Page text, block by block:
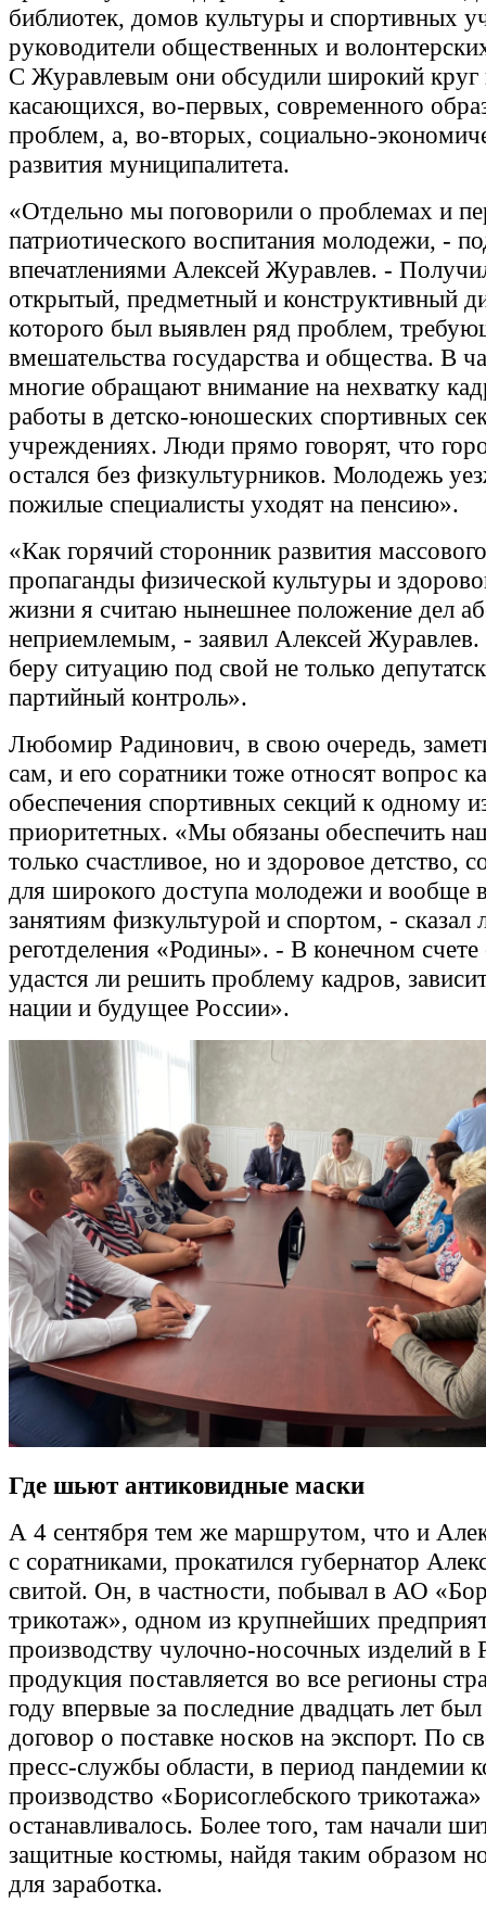
библиотек, домов культуры и спортивных
руководители общественных и
С Журавлевым они обсудили широкий круг
касающихся, во-первых, современного
проблем, а, во-вторых, социально-
развития муниципалитета.
«Отдельно мы поговорили о проблемах и
патриотического воспитания молодежи, -
впечатлениями Алексей Журавлев. -
открытый, предметный и конструктивный
которого был выявлен ряд проблем,
вмешательства государства и общества. В
многие обращают внимание на нехватку
работы в детско-юношеских спортивных
учреждениях. Люди прямо говорят, что
остался без физкультурников. Молодежь
пожилые специалисты уходят на пенсию».
«Как горячий сторонник развития
пропаганды физической культуры и
жизни я считаю нынешнее положение дел
неприемлемым, - заявил Алексей
беру ситуацию под свой не только
партийный контроль».
Любомир Радинович, в свою очередь,
сам, и его соратники тоже относят вопрос
обеспечения спортивных секций к одному
приоритетных. «Мы обязаны обеспечить
только счастливое, но и здоровое детство,
для широкого доступа молодежи и вообще
занятиям физкультурой и спортом, - сказал
реготделения «Родины». - В конечном счете
удастся ли решить проблему кадров,
нации и будущее России».
Где шьют антиковидные маски
А 4 сентября тем же маршрутом, что и
с соратниками, прокатился губернатор
свитой. Он, в частности, побывал в АО
трикотаж», одном из крупнейших
производству чулочно-носочных изделий в
продукция поставляется во все регионы
году впервые за последние двадцать лет
договор о поставке носков на экспорт. По
пресс-службы области, в период пандемии
производство «Борисоглебского
останавливалось. Более того, там начали
защитные костюмы, найдя таким образом
для заработка.